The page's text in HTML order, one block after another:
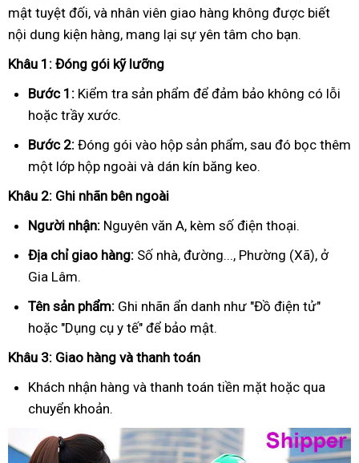
mật tuyệt đối, và nhân viên giao hàng không được biết
nội dung kiện hàng, mang lại sự yên tâm cho bạn.
Khâu 1: Đóng gói kỹ lưỡng
Bước 1: Kiểm tra sản phẩm để đảm bảo không có lỗi
hoặc trầy xước.
Bước 2: Đóng gói vào hộp sản phẩm, sau đó bọc thêm
một lớp hộp ngoài và dán kín băng keo.
Khâu 2: Ghi nhãn bên ngoài
Người nhận: Nguyên văn A, kèm số điện thoại.
Địa chỉ giao hàng: Số nhà, đường..., Phường (Xã), ở
Gia Lâm.
Tên sản phẩm: Ghi nhãn ẩn danh như "Đồ điện tử"
hoặc "Dụng cụ y tế" để bảo mật.
Khâu 3: Giao hàng và thanh toán
Khách nhận hàng và thanh toán tiền mặt hoặc qua
chuyển khoản.